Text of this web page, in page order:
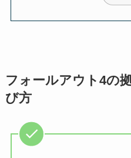
フォールアウト4の
び方